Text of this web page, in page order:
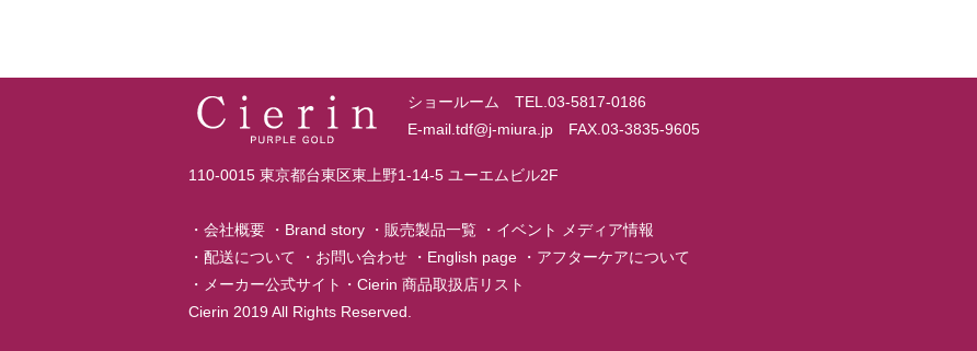
ショールーム TEL.03-5817-0186
E-mail.tdf@j-miura.jp FAX.03-3835-9605
110-0015 東京都台東区東上野1-14-5 ユーエムビル2F
・ 会社概要 ・ Brand story ・ 販売製品一覧 ・ イベント メディア情報
・ 配送について ・ お問い合わせ ・ English page ・ アフターケアについて
・ メーカー公式サイト ・ Cierin 商品取扱店リスト
Cierin 2019 All Rights Reserved.